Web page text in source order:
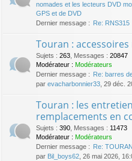
nomades et les lecteurs DVD
GPS et de DVD
Dernier message :
Re: RNS315
Touran :
Sujets : 263 Messages : 20847
Modérateur : Modérateurs
Dernier message :
Re: barres
par evacharbonnier33 , 29 déc.
Touran : les
remplacements en
Sujets : 390 Messages : 11473
Modérateur : Modérateurs
Dernier message :
Re:
par Bil_boys62 , 26 mai 2026,